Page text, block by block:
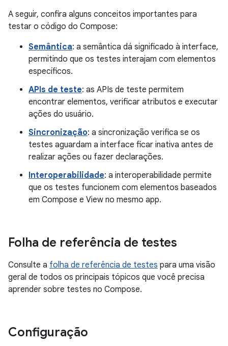
A seguir, confira alguns conceitos importantes para
testar o código do Compose:
Semântica: a semântica dá significado à interface,
permitindo que os testes interajam com elementos
específicos.
APIs de teste: as APIs de teste permitem
encontrar elementos, verificar atributos e executar
ações do usuário.
Sincronização: a sincronização verifica se os
testes aguardam a interface ficar inativa antes de
realizar ações ou fazer declarações.
Interoperabilidade: a interoperabilidade permite
que os testes funcionem com elementos baseados
em Compose e View no mesmo app.
Folha de referência de testes
Consulte a folha de referência de testes para uma visão
geral de todos os principais tópicos que você precisa
aprender sobre testes no Compose.
Configuração